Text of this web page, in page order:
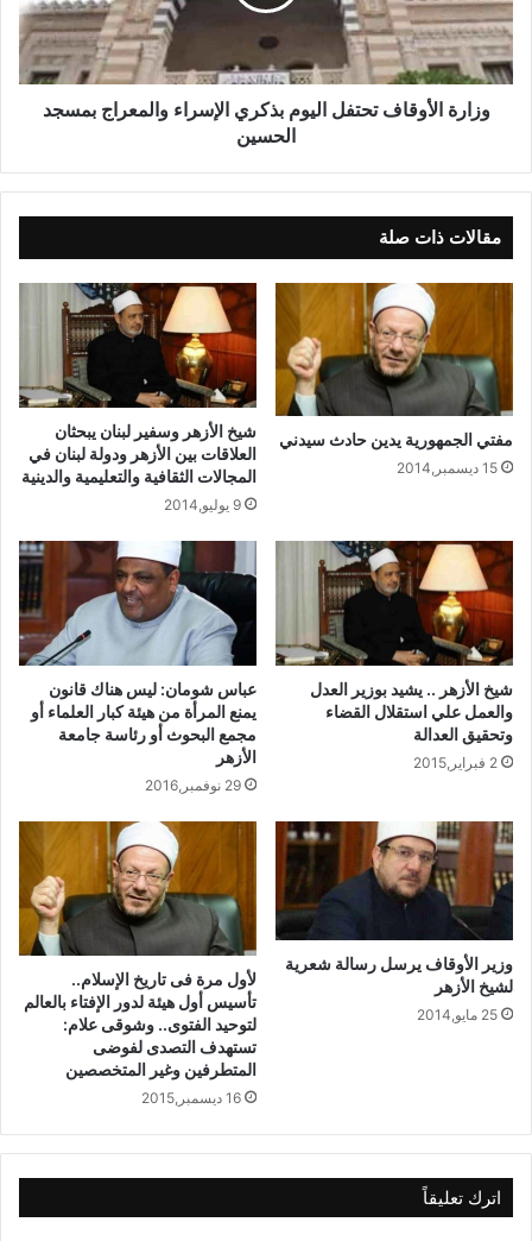
نص.
وبالنسبة للراغبين في الاطلاع على الوظائف المعلن عنها
وتفاصيل المستندات المطلوبة للتقدم يتم ذلك من خلال
ديوان عام المنطقة الأزهرية التابع لها أو والإدارات
كما يقتصر التقدم للوظائف على وظيفة واحدة تابعة
لمرحلة تعليمية واحدة، على ان تقدم الطلبات بالمناطق
الأزهرية التابع لها المتقدم في موعد أقصاه ( خمسة عشر
يوماً) من تاريخ الإعلان.
نسخ الرابط
وزارة الأوقاف تحتفل اليوم بذكري الإسراء والمعراج بمسجد
الحسين
مقالات ذات صلة
مفتي الجمهورية يدين حادث سيدني
15 ديسمبر,2014
شيخ الأزهر وسفير لبنان يبحثان
العلاقات بين الأزهر ودولة لبنان في
المجالات الثقافية والتعليمية والدينية
9 يوليو,2014
شيخ الأزهر .. يشيد بوزير العدل
والعمل علي استقلال القضاء
وتحقيق العدالة
2 فبراير,2015
عباس شومان: ليس هناك قانون
يمنع المرأة من هيئة كبار العلماء أو
مجمع البحوث أو رئاسة جامعة
الأزهر
29 نوفمبر,2016
وزير الأوقاف يرسل رسالة شعرية
لشيخ الأزهر
25 مايو,2014
لأول مرة فى تاريخ الإسلام..
تأسيس أول هيئة لدور الإفتاء بالعالم
لتوحيد الفتوى.. وشوقى علام:
تستهدف التصدى لفوضى
المتطرفين وغير المتخصصين
16 ديسمبر,2015
اترك تعليقاً